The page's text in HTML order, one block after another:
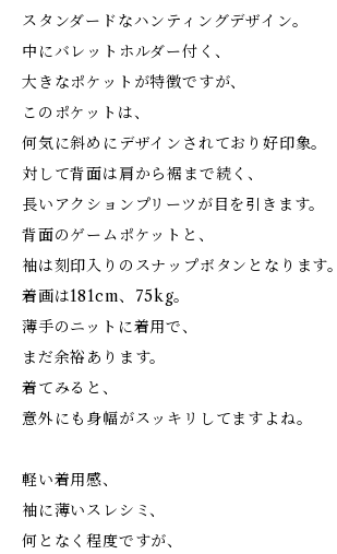
スタンダードなハンティングデザイン。
中にバレットホルダー付く、
大きなポケットが特徴ですが、
このポケットは、
何気に斜めにデザインされており好印象。
対して背面は肩から裾まで続く、
長いアクションプリーツが目を引きます。
背面のゲームポケットと、
袖は刻印入りのスナップボタンとなります。
着画は181cm、75kg。
薄手のニットに着用で、
まだ余裕あります。
着てみると、
意外にも身幅がスッキリしてますよね。
軽い着用感、
袖に薄いスレシミ、
何となく程度ですが、